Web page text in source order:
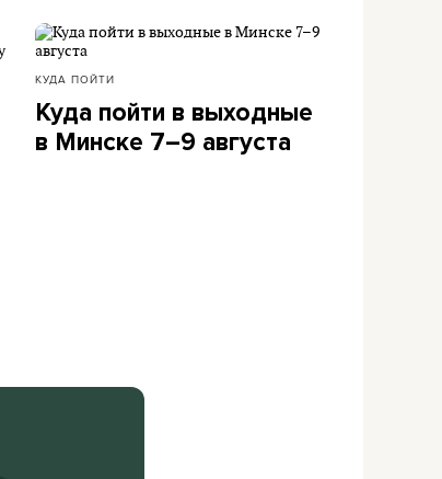
КУДА ПОЙТИ
Куда пойти в выходные
в Минске 7–9 августа